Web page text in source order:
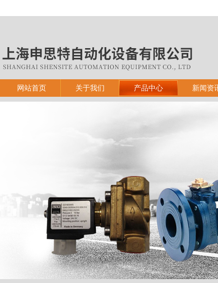
上海申思特自动化设备有限公司
网站首页 关于我们 产品中心 新闻资